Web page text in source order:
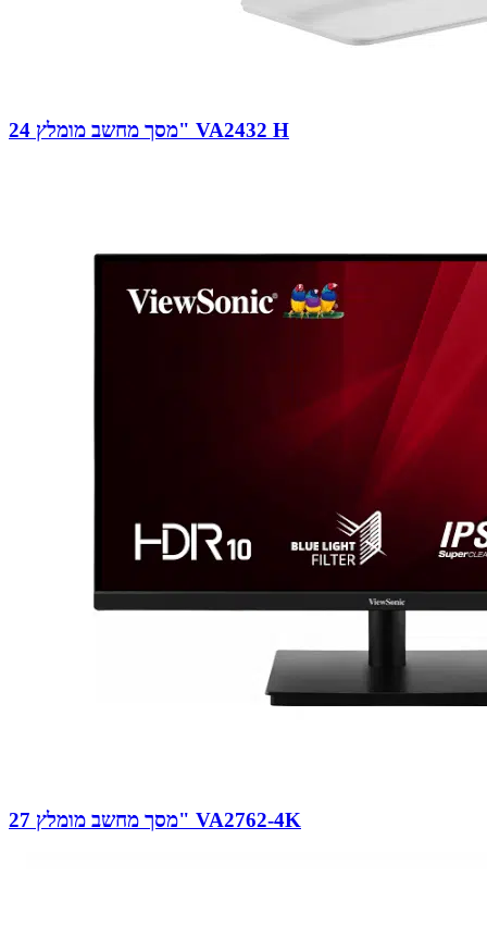
מסך מחשב מומלץ 24" VA2432 H
מסך מחשב מומלץ 27" VA2762-4K